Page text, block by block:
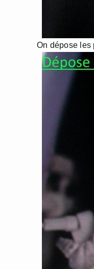
On dépose les